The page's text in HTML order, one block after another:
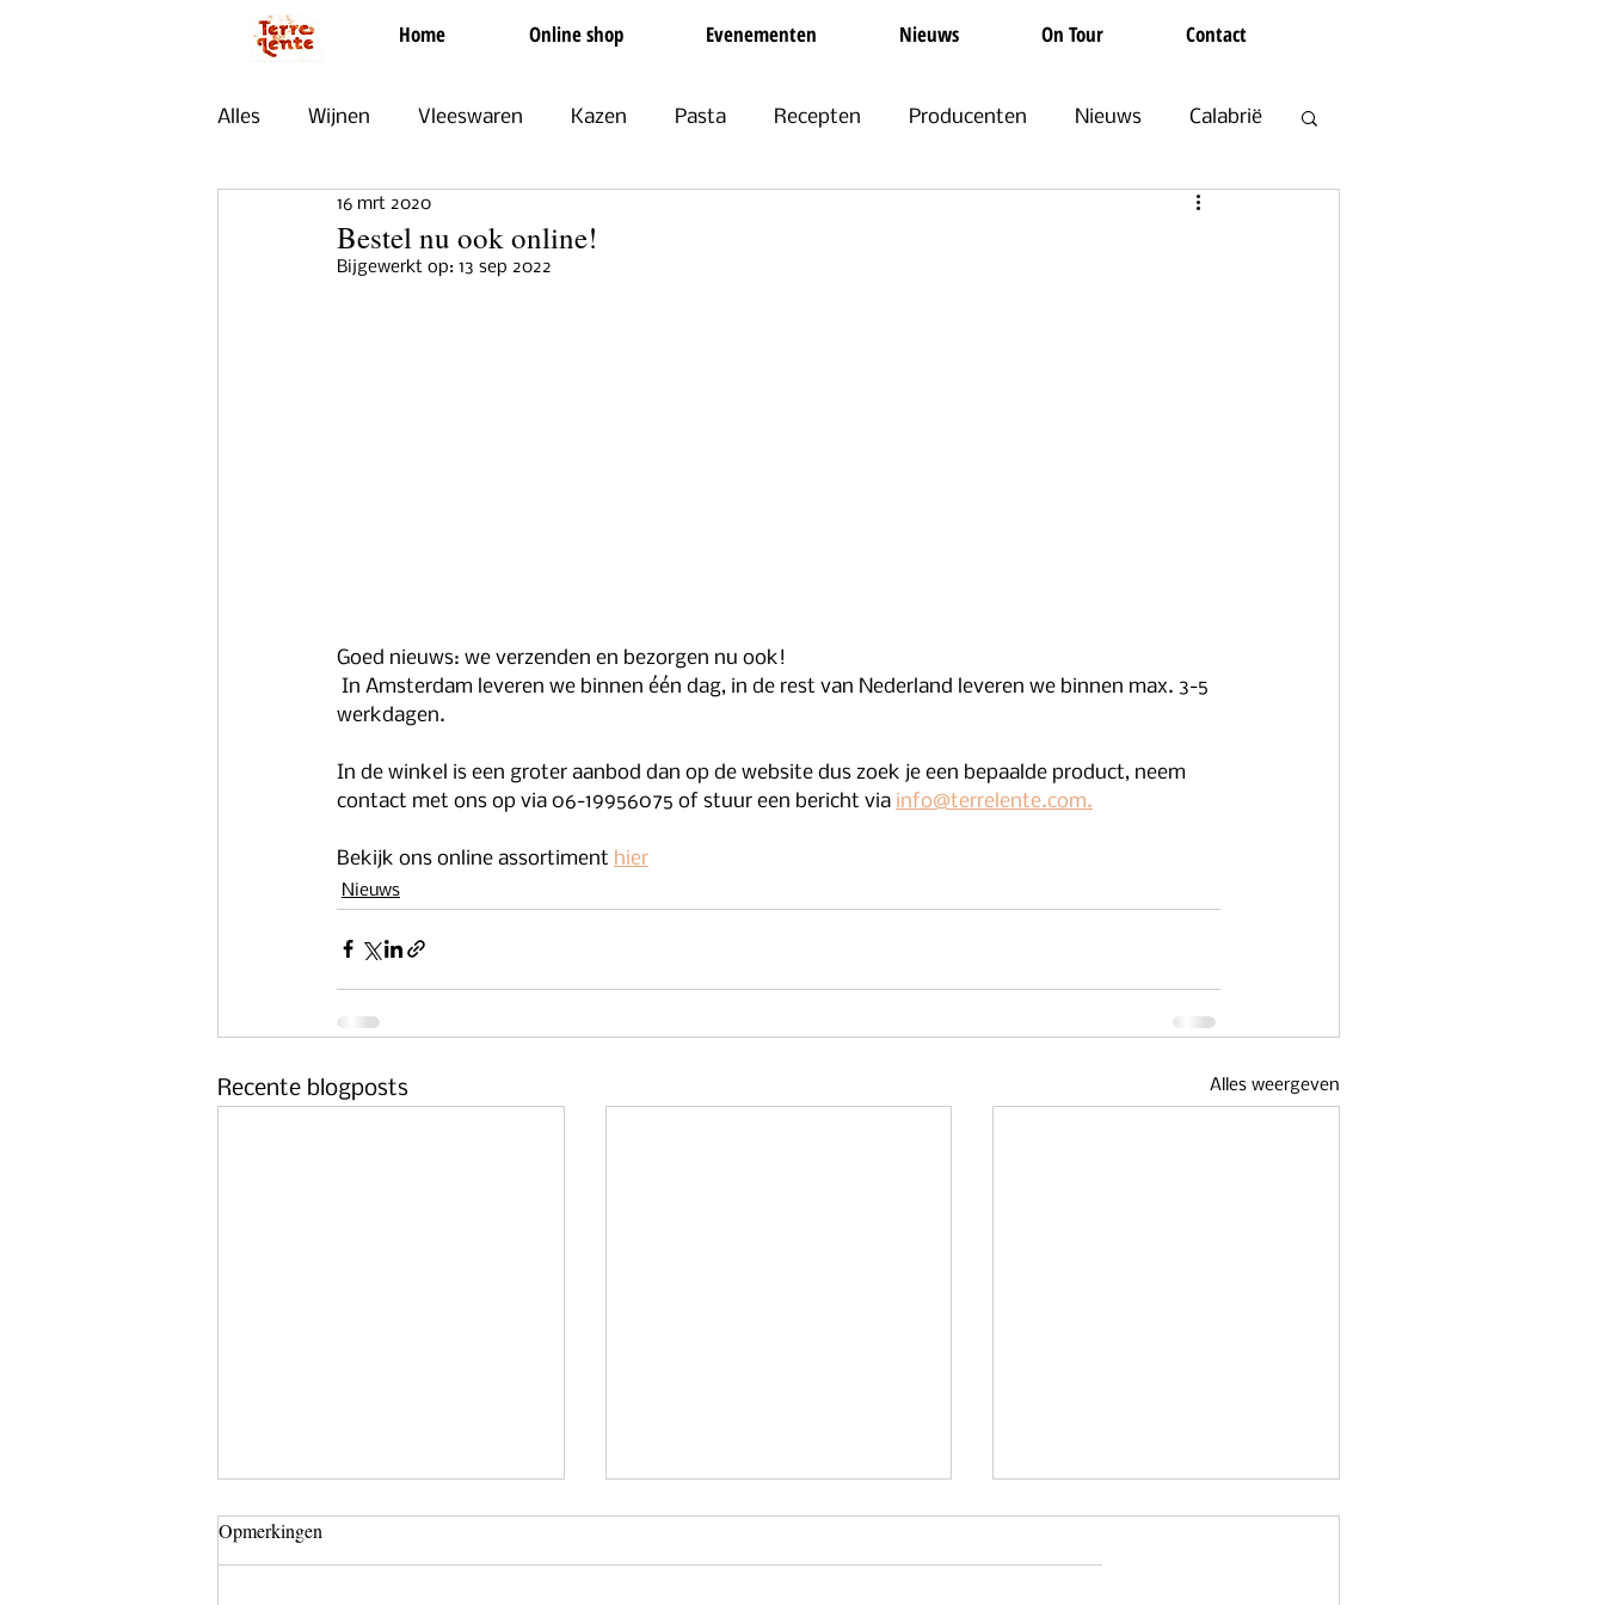
Home Online shop Evenementen Nieuws On Tour Contact
Alles Wijnen Vleeswaren Kazen Pasta Recepten Producenten Nieuws Calabrië
Evenementen Koffie en Thee
Bestel nu ook online!
16 mrt 2020
Bijgewerkt op: 13 sep 2022
Goed nieuws: we verzenden en bezorgen nu ook!
werkdagen.
In de winkel is een groter aanbod dan op de website dus zoek je een bepaalde product, neem
contact met ons op via 06-19956075 of stuur een bericht via info@terrelente.com.
Bekijk ons online assortiment hier
Nieuws
Recente blogposts Alles weergeven
Opmerkingen